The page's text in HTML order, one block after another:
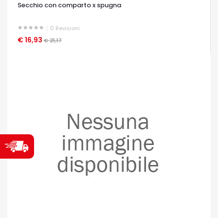
Secchio con comparto x spugna
0 Revisioni
€ 16,93 € 21,17
OCCHIATA VELOCE